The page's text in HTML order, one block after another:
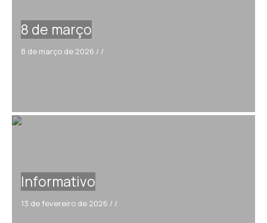
8 de março
8 de março de 2026 / /
Informativo
13 de fevereiro de 2026 / /